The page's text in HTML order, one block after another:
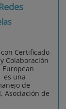
Certificado
Colaboración
European
es una
de
Asociación de